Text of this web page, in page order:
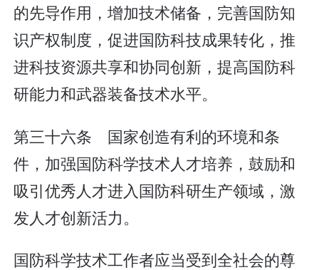
的先导作用，增加技术储备，完善国防知
识产权制度，促进国防科技成果转化，推
进科技资源共享和协同创新，提高国防科
研能力和武器装备技术水平。
第三十六条 国家创造有利的环境和条
件，加强国防科学技术人才培养，鼓励和
吸引优秀人才进入国防科研生产领域，激
发人才创新活力。
国防科学技术工作者应当受到全社会的尊